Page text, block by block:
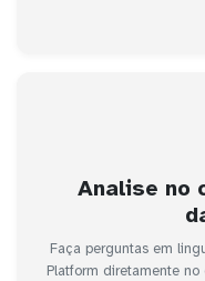
Analise no
Faça perguntas em
Platform diretamente